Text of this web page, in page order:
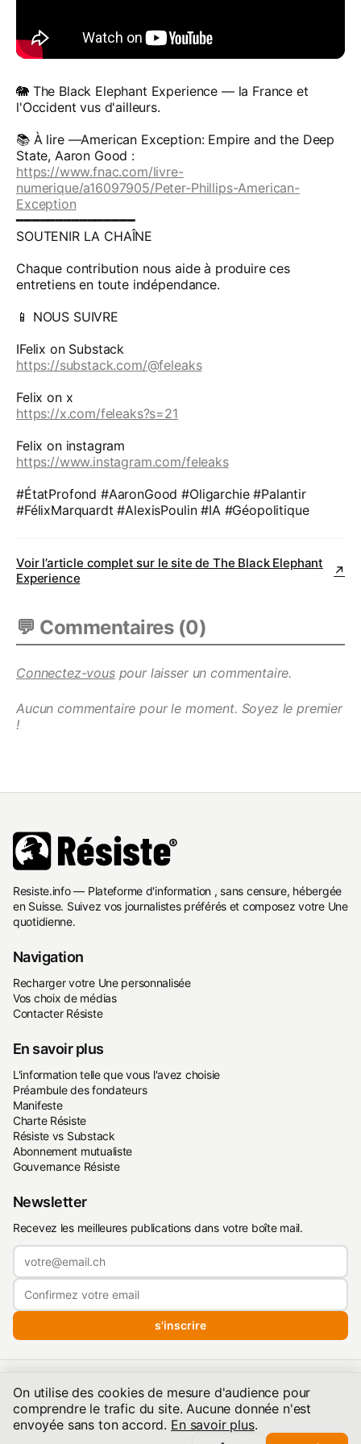
On utilise des cookies de mesure d'audience pour
comprendre le trafic du site. Aucune donnée n'est
envoyée sans ton accord. En savoir plus.
🐘 The Black Elephant Experience — la France et
l'Occident vus d'ailleurs.
📚 À lire —American Exception: Empire and the Deep
State, Aaron Good :
https://www.fnac.com/livre-
numerique/a16097905/Peter-Phillips-American-
Exception
━━━━━━━━━━━━━━━
SOUTENIR LA CHAÎNE
Chaque contribution nous aide à produire ces
entretiens en toute indépendance.
📱 NOUS SUIVRE
IFelix on Substack
https://substack.com/@feleaks
Felix on x
https://x.com/feleaks?s=21
Felix on instagram
https://www.instagram.com/feleaks
#ÉtatProfond #AaronGood #Oligarchie #Palantir
#FélixMarquardt #AlexisPoulin #IA #Géopolitique
Voir l’article complet sur le site de The Black Elephant
Experience
↗
💬 Commentaires (0)
Connectez-vouspour laisser un commentaire.
Aucun commentaire pour le moment. Soyez le premier
!
Resiste.info — Plateforme d'information , sans censure, hébergée
en Suisse. Suivez vos journalistes préférés et composez votre Une
quotidienne.
Navigation
Recharger votre Une personnalisée
Vos choix de médias
Contacter Résiste
En savoir plus
L'information telle que vous l'avez choisie
Préambule des fondateurs
Manifeste
Charte Résiste
Résiste vs Substack
Abonnement mutualiste
Gouvernance Résiste
Newsletter
Recevez les meilleures publications dans votre boîte mail.
s'inscrire
Conditions de publication
©2026 resiste.info | Hébergé quelque part dans les Alpes — Une
société de droit suisse